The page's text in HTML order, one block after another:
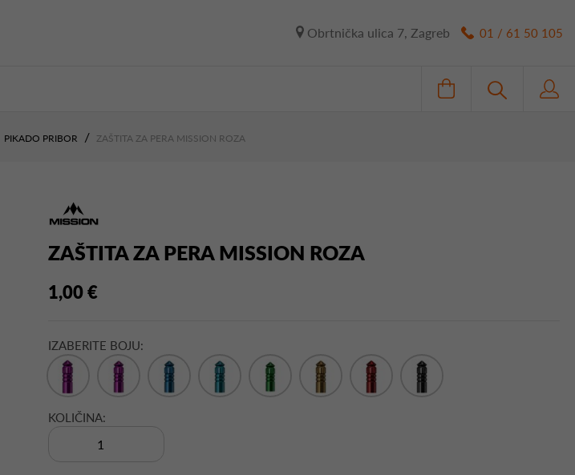
Obrtnička ulica 7, Zagreb 01 / 61 50 105
PIKADO PRIBOR ZAŠTITA ZA PERA MISSION ROZA
ZAŠTITA ZA PERA MISSION ROZA
1,00 €
IZABERITE BOJU:
KOLIČINA: